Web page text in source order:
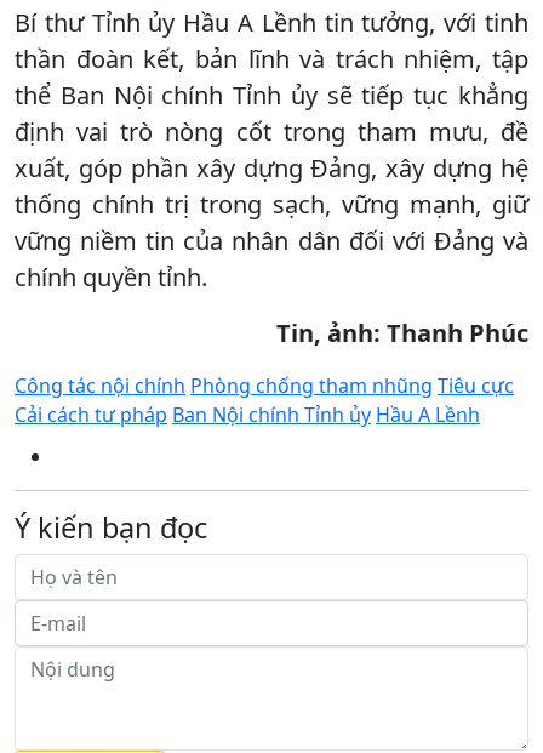
Bí thư Tỉnh ủy Hầu A Lềnh tin tưởng, với tinh
thần đoàn kết, bản lĩnh và trách nhiệm, tập
thể Ban Nội chính Tỉnh ủy sẽ tiếp tục khẳng
định vai trò nòng cốt trong tham mưu, đề
xuất, góp phần xây dựng Đảng, xây dựng hệ
thống chính trị trong sạch, vững mạnh, giữ
vững niềm tin của nhân dân đối với Đảng và
chính quyền tỉnh.
Tin, ảnh: Thanh Phúc
Công tác nội chính Phòng chống tham nhũng Tiêu cực
Cải cách tư pháp Ban Nội chính Tỉnh ủy Hầu A Lềnh
Ý kiến bạn đọc